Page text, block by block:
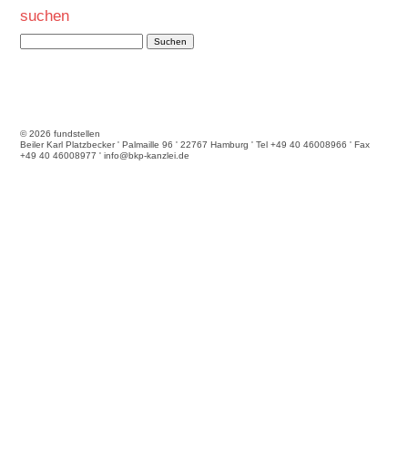
suchen
© 2026 fundstellen
Beiler Karl Platzbecker ' Palmaille 96 ' 22767 Hamburg ' Tel +49 40 46008966 ' Fax
+49 40 46008977 ' info@bkp-kanzlei.de